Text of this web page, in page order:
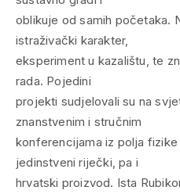
oblikuje od samih početaka.
istraživački karakter,
eksperiment u kazalištu, te
rada. Pojedini
projekti sudjelovali su na
znanstvenim i stručnim
konferencijama iz polja
jedinstveni riječki, pa i
hrvatski proizvod. Ista